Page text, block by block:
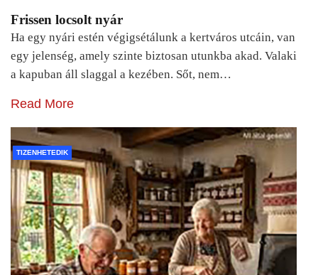
Frissen locsolt nyár
Ha egy nyári estén végigsétálunk a kertváros utcáin, van
egy jelenség, amely szinte biztosan utunkba akad. Valaki
a kapuban áll slaggal a kezében. Sőt, nem…
Read More
TIZENHETEDIK